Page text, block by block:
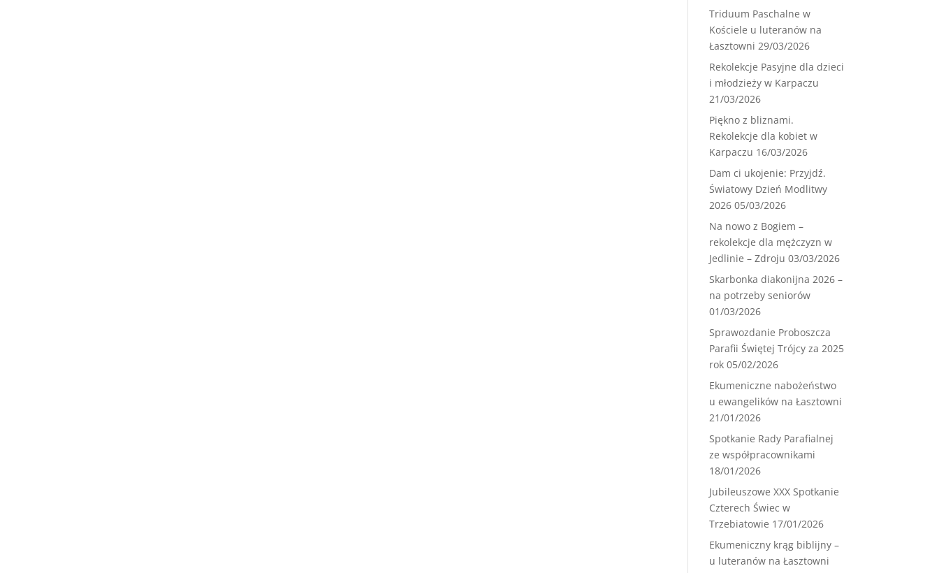
Triduum Paschalne w
Kościele u luteranów na
Łasztowni 29/03/2026
Rekolekcje Pasyjne dla dzieci
i młodzieży w Karpaczu
21/03/2026
Piękno z bliznami.
Rekolekcje dla kobiet w
Karpaczu 16/03/2026
Dam ci ukojenie: Przyjdź.
Światowy Dzień Modlitwy
2026 05/03/2026
Na nowo z Bogiem –
rekolekcje dla mężczyzn w
Jedlinie – Zdroju 03/03/2026
Skarbonka diakonijna 2026 –
na potrzeby seniorów
01/03/2026
Sprawozdanie Proboszcza
Parafii Świętej Trójcy za 2025
rok 05/02/2026
Ekumeniczne nabożeństwo
u ewangelików na Łasztowni
21/01/2026
Spotkanie Rady Parafialnej
ze współpracownikami
18/01/2026
Jubileuszowe XXX Spotkanie
Czterech Świec w
Trzebiatowie 17/01/2026
Ekumeniczny krąg biblijny –
u luteranów na Łasztowni